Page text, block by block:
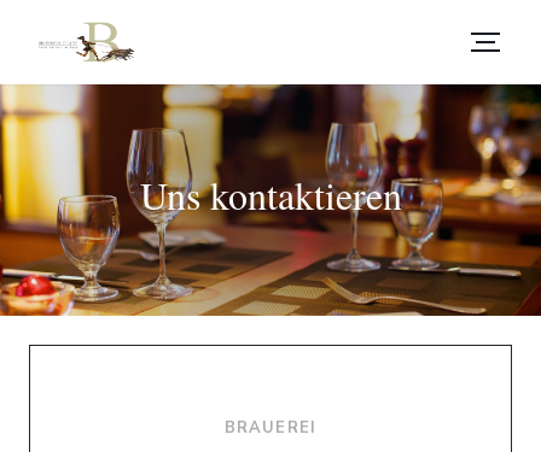
Uns kontaktieren
BRAUEREI